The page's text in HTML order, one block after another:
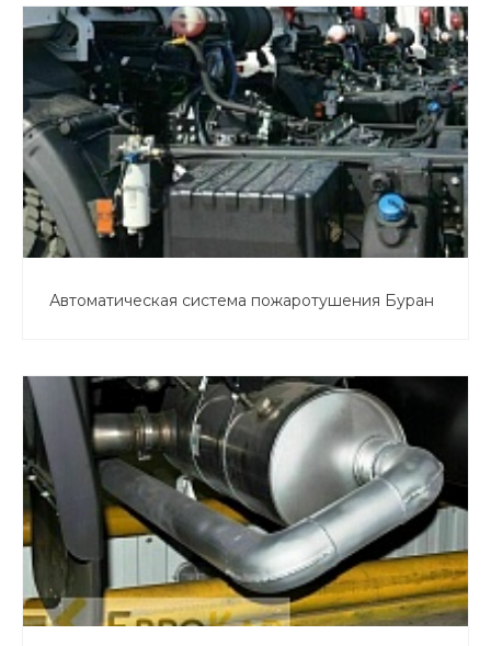
Автоматическая система пожаротушения Буран